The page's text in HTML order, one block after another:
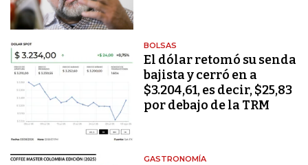
BOLSAS
El dólar retomó su senda
bajista y cerró en a
$3.204,61, es decir, $25,83
por debajo de la TRM
GASTRONOMÍA